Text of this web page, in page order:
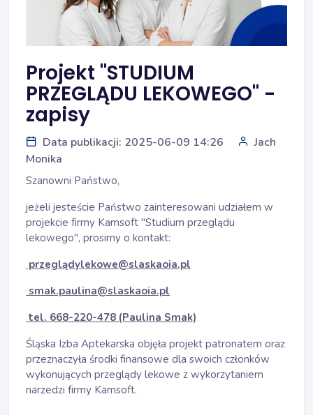
Projekt "STUDIUM
PRZEGLĄDU LEKOWEGO" -
zapisy
Data publikacji: 2025-06-09 14:26
Jach
Monika
Szanowni Państwo,
jeżeli jesteście Państwo zainteresowani udziałem w
projekcie firmy Kamsoft "Studium przeglądu
lekowego", prosimy o kontakt:
przeglądylekowe@slaskaoia.pl
smak.paulina@slaskaoia.pl
tel. 668-220-478 (Paulina Smak)
Śląska Izba Aptekarska objęła projekt patronatem oraz
przeznaczyła środki finansowe dla swoich członków
wykonujących przeglądy lekowe z wykorzytaniem
narzedzi firmy Kamsoft.